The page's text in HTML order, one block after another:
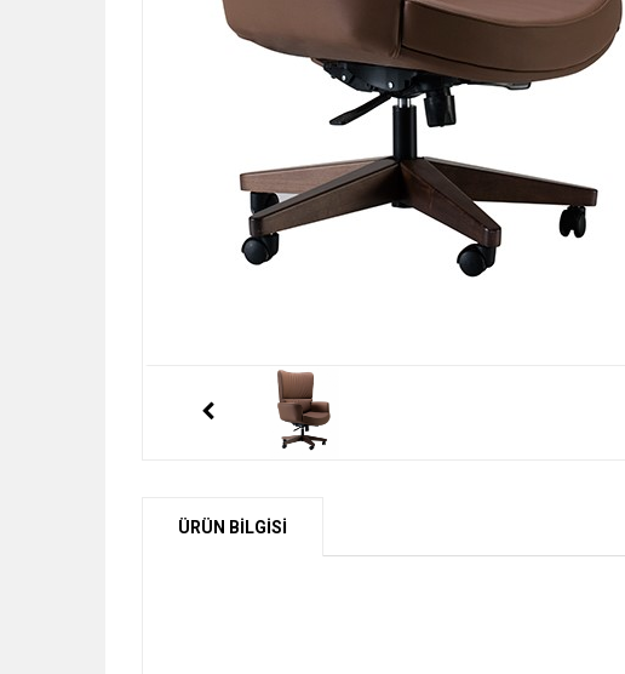
ÜRÜN BİLGİSİ